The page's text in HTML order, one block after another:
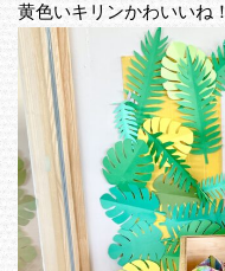
黄色いキリンかわいいね！